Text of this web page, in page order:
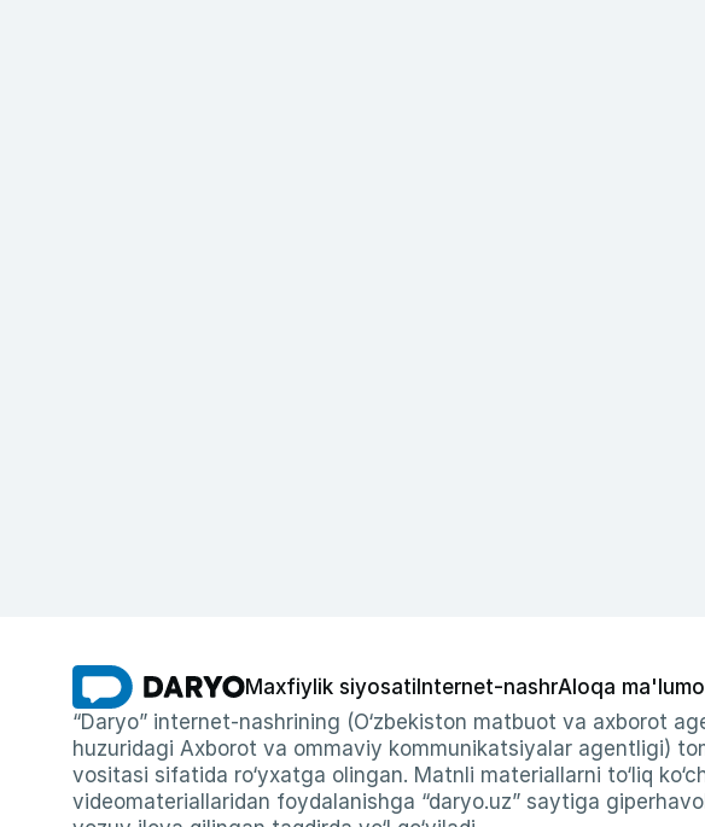
Maxfiylik siyosati Internet-nashrAloqa
“Daryo” internet-nashrining (O‘zbekiston matbuot va axborot
huzuridagi Axborot va ommaviy kommunikatsiyalar agentligi)
vositasi sifatida ro‘yxatga olingan. Matnli materiallarni to‘liq
videomateriallaridan foydalanishga “daryo.uz” saytiga